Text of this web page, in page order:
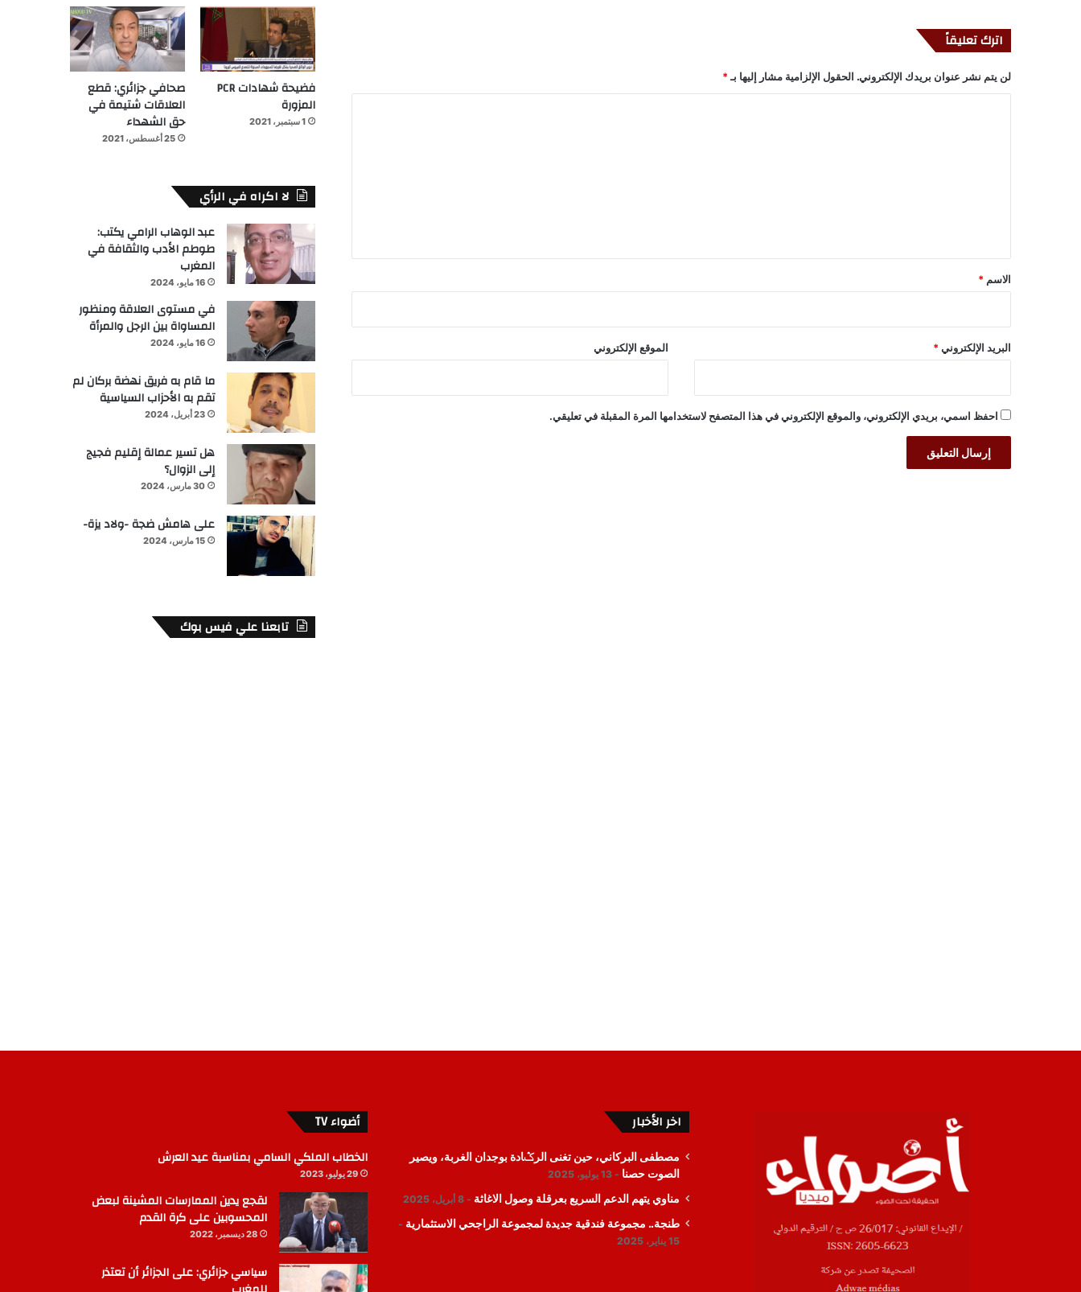
اترك تعليقاً
لن يتم نشر عنوان بريدك الإلكتروني. الحقول الإلزامية مشار إليها بـ*
*
الاسم *
البريد الإلكتروني * الموقع الإلكتروني
احفظ اسمي، بريدي الإلكتروني، والموقع الإلكتروني في هذا المتصفح لاستخدامها المرة المقبلة في تعليقي.
فضيحة شهادات PCR
المزورة
1 سبتمبر، 2021
صحافي جزائري: قطع
العلاقات شتيمة في
حق الشهداء
25 أغسطس، 2021
لا اكراه في الرأي
عبد الوهاب الرامي يكتب:
طوطم الأدب والثقافة في
المغرب
16 مايو، 2024
في مستوى العلاقة ومنظور
المساواة بين الرجل والمرأة
16 مايو، 2024
ما قام به فريق نهضة بركان لم
تقم به الأحزاب السياسية
23 أبريل، 2024
هل تسير عمالة إقليم فجيج
إلى الزوال؟
30 مارس، 2024
على هامش ضجة -ولاد يزة-
15 مارس، 2024
تابعنا علي فيس بوك
اخر الأخبار
مصطفى البركاني، حين تغنى الرݣادة بوجدان الغربة، ويصير
الصوت حصنا
13 يوليو، 2025
مناوي يتهم الدعم السريع بعرقلة وصول الاغاثة 8 أبريل، 2025
طنجة.. مجموعة فندقية جديدة لمجموعة الراجحي الاستثمارية
15 يناير، 2025
أضواء TV
الخطاب الملكي السامي بمناسبة عيد العرش
29 يوليو، 2023
لقجع يدين الممارسات المشينة لبعض
المحسوبين على كرة القدم
28 ديسمبر، 2022
سياسي جزائري: على الجزائر أن تعتذر